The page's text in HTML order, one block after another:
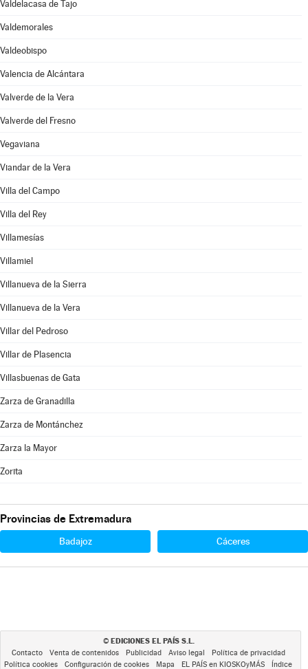
Valdelacasa de Tajo
Valdemorales
Valdeobispo
Valencia de Alcántara
Valverde de la Vera
Valverde del Fresno
Vegaviana
Viandar de la Vera
Villa del Campo
Villa del Rey
Villamesías
Villamiel
Villanueva de la Sierra
Villanueva de la Vera
Villar del Pedroso
Villar de Plasencia
Villasbuenas de Gata
Zarza de Granadilla
Zarza de Montánchez
Zarza la Mayor
Zorita
Provincias de Extremadura
Badajoz Cáceres
© EDICIONES EL PAÍS S.L.
Contacto Venta de contenidos Publicidad Aviso legal
Política de privacidad
Política cookies
Configuración de cookies Mapa EL PAÍS en KIOSKOyMÁS Índice